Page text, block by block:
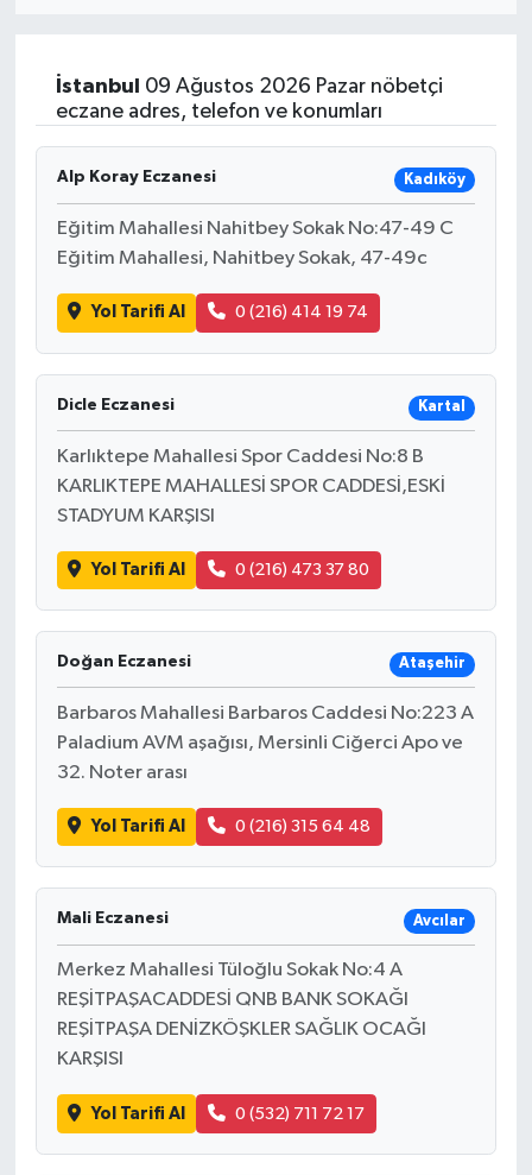
İstanbul
09 Ağustos 2026 Pazar nöbetçi
eczane adres, telefon ve konumları
Alp Koray Eczanesi Kadıköy
Eğitim Mahallesi Nahitbey Sokak No:47-49 C
Eğitim Mahallesi, Nahitbey Sokak, 47-49c
Yol Tarifi Al 0 (216) 414 19 74
Dicle Eczanesi Kartal
Karlıktepe Mahallesi Spor Caddesi No:8 B
KARLIKTEPE MAHALLESİ SPOR CADDESİ,ESKİ
STADYUM KARŞISI
Yol Tarifi Al 0 (216) 473 37 80
Doğan Eczanesi Ataşehir
Barbaros Mahallesi Barbaros Caddesi No:223 A
Paladium AVM aşağısı, Mersinli Ciğerci Apo ve
32. Noter arası
Yol Tarifi Al 0 (216) 315 64 48
Mali Eczanesi Avcılar
Merkez Mahallesi Tüloğlu Sokak No:4 A
REŞİTPAŞACADDESİ QNB BANK SOKAĞI
REŞİTPAŞA DENİZKÖŞKLER SAĞLIK OCAĞI
KARŞISI
Yol Tarifi Al 0 (532) 711 72 17
Sağlık
Magazin
Teknoloji
Bilim
Genel
Bilim, Teknoloji